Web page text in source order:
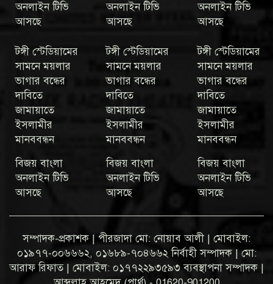
অনলাইন টিভি
আসছে
অনলাইন টিভি
আসছে
অনলাইন টিভি
আসছে
টঙ্গী স্টেডিয়ামের
সামনে ময়লার
ভাগার বন্ধের
দাবিতে
জামায়াতে
ইসলামীর
মানববন্ধন
বিজয় বাংলা
অনলাইন টিভি
আসছে
টঙ্গী স্টেডিয়ামের
সামনে ময়লার
ভাগার বন্ধের
দাবিতে
জামায়াতে
ইসলামীর
মানববন্ধন
বিজয় বাংলা
অনলাইন টিভি
আসছে
টঙ্গী স্টেডিয়ামের
সামনে ময়লার
ভাগার বন্ধের
দাবিতে
জামায়াতে
ইসলামীর
মানববন্ধন
বিজয় বাংলা
অনলাইন টিভি
আসছে
সম্পাদক-প্রকাশক | পীরজাদা মো: নোয়াব আলী | মোবাইল:
০১৯৭৭-০০৬৬৬২, ০১৬৮৯-৭০৪৬৬২ নির্বাহী সম্পাদক | মো:
আরাফ রিফাত | মোবাইল: ০১৭৭২২৯৩৫৯৩ ব্যবস্থাপনা সম্পাদক |